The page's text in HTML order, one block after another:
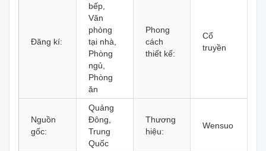
Đăng kí:
bếp,
Văn
phòng
tại nhà,
Phòng
ngủ,
Phòng
ăn
Phong
cách
thiết kế:
Cổ
truyền
Nguồn
gốc:
Quảng
Đông,
Trung
Quốc
Thương
hiệu:
Wensuo